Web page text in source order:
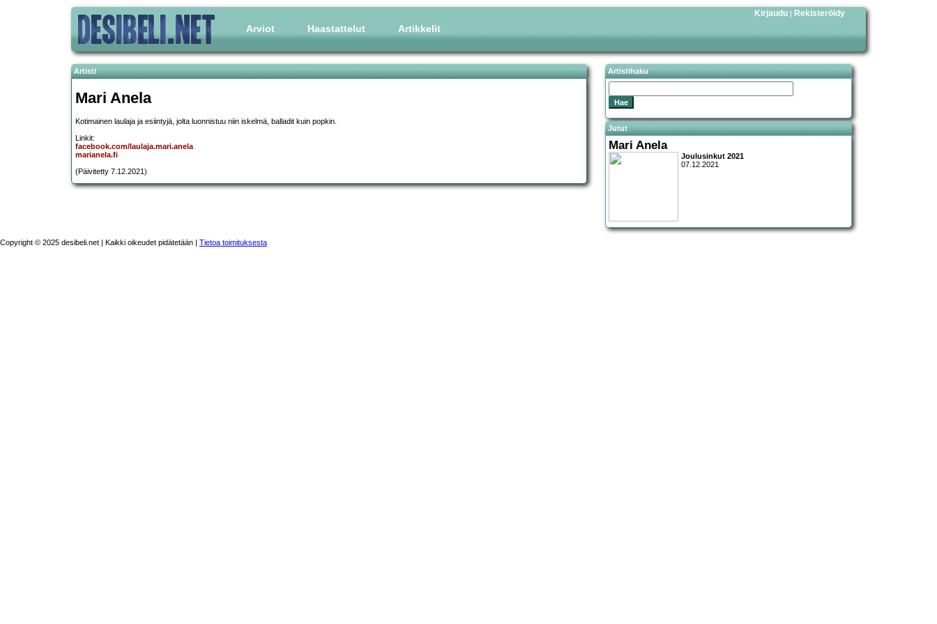
Arviot Haastattelut Artikkelit
Kirjaudu | Rekisteröidy
Artisti
Mari Anela
Kotimainen laulaja ja esiintyjä, jolta luonnistuu niin iskelmä, balladit kuin popkin.
Linkit:
facebook.com/laulaja.mari.anela
marianela.fi
(Päivitetty 7.12.2021)
Artistihaku
Jutut
Mari Anela
Joulusinkut 2021
07.12.2021
Copyright © 2025 desibeli.net | Kaikki oikeudet pidätetään | Tietoa toimituksesta